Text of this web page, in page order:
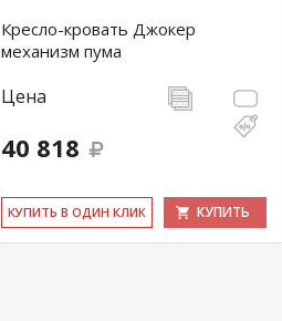
Кресло-кровать Джокер
механизм пума
Цена
40 818
КУ­ПИТЬ В ОДИН КЛИК КУПИТЬ